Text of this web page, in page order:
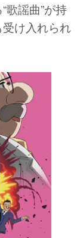
歌謡曲”が持
け入れられ